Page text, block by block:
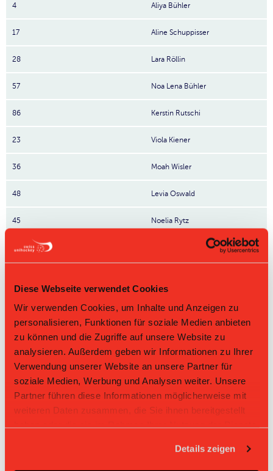
Diese Webseite verwendet Cookies
Wir verwenden Cookies, um Inhalte und Anzeigen zu
personalisieren, Funktionen für soziale Medien anbieten
zu können und die Zugriffe auf unsere Website zu
analysieren. Außerdem geben wir Informationen zu Ihrer
Verwendung unserer Website an unsere Partner für
soziale Medien, Werbung und Analysen weiter. Unsere
Partner führen diese Informationen möglicherweise mit
weiteren Daten zusammen, die Sie ihnen bereitgestellt
Details zeigen
4 Aliya Bühler
17 Aline Schuppisser
28 Lara Röllin
57 Noa Lena Bühler
86 Kerstin Rutschi
23 Viola Kiener
36 Moah Wisler
48 Levia Oswald
45 Noelia Rytz
46 Annalena Janina Etter
6 Carina Reber
Nr: Nummer
Tabelle Juniorinnen U21 A Gruppe 1 2025/26 per
08.08.2026
L-UPL
Men
L-UPL
Women